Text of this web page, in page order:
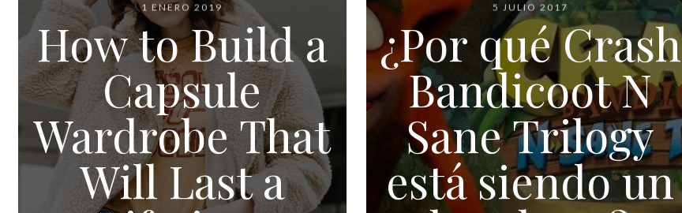
1 ENERO 2019
How to Build a
Capsule
Wardrobe That
Will Last a
5 JULIO 2017
¿Por qué Crash
Bandicoot N
Sane Trilogy
está siendo un